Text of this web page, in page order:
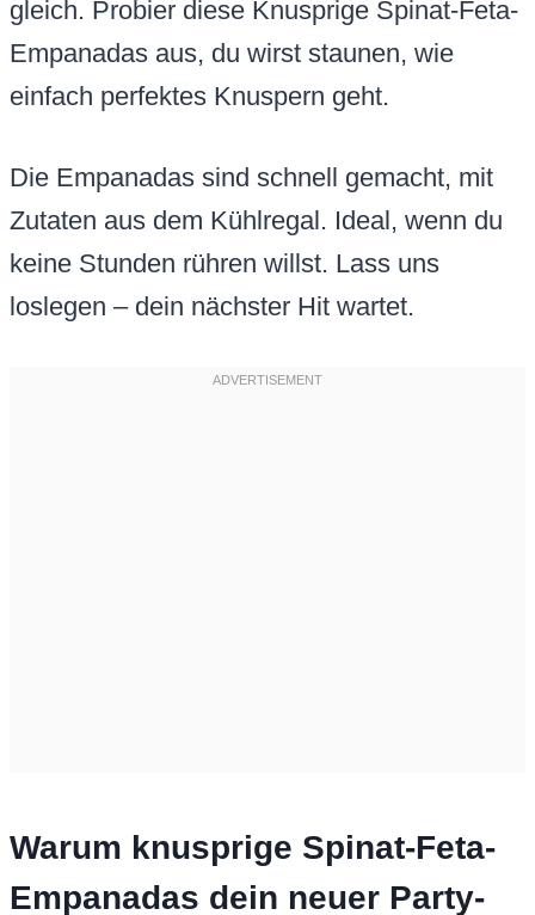
gleich. Probier diese Knusprige Spinat-Feta-
Empanadas aus, du wirst staunen, wie
einfach perfektes Knuspern geht.
Die Empanadas sind schnell gemacht, mit
Zutaten aus dem Kühlregal. Ideal, wenn du
keine Stunden rühren willst. Lass uns
loslegen – dein nächster Hit wartet.
Warum knusprige Spinat-Feta-
Empanadas dein neuer Party-